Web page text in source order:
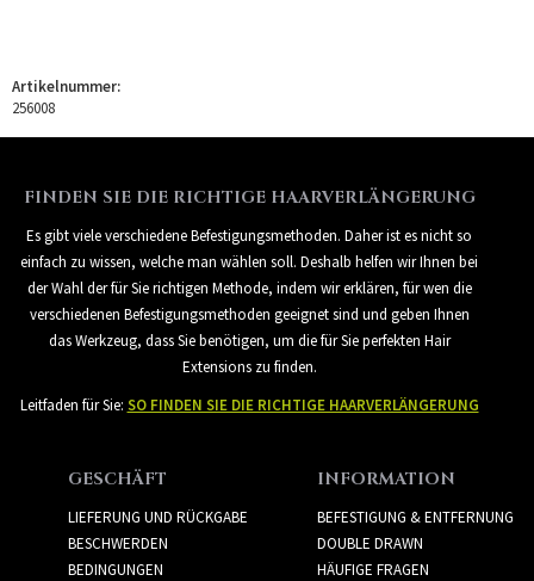
Artikelnummer:
256008
FINDEN SIE DIE RICHTIGE HAARVERLÄNGERUNG
Es gibt viele verschiedene Befestigungsmethoden. Daher ist es nicht so
einfach zu wissen, welche man wählen soll. Deshalb helfen wir Ihnen bei
der Wahl der für Sie richtigen Methode, indem wir erklären, für wen die
verschiedenen Befestigungsmethoden geeignet sind und geben Ihnen
das Werkzeug, dass Sie benötigen, um die für Sie perfekten Hair
Extensions zu finden.
Leitfaden für Sie: SO FINDEN SIE DIE RICHTIGE HAARVERLÄNGERUNG
GESCHÄFT
LIEFERUNG UND RÜCKGABE
BESCHWERDEN
BEDINGUNGEN
INFORMATION
BEFESTIGUNG & ENTFERNUNG
DOUBLE DRAWN
HÄUFIGE FRAGEN